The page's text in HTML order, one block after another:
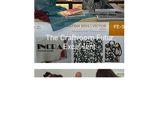
The Craftroom Futur
Excel•lent